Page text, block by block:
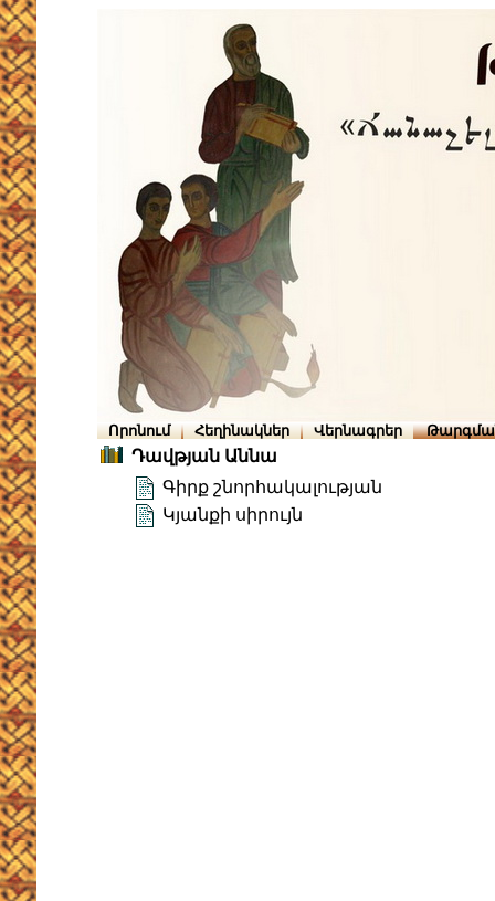
Որոնում Հեղինակներ Վերնագրեր
Դավթյան Աննա
Գիրք շնորհակալության
Կյանքի սիրույն